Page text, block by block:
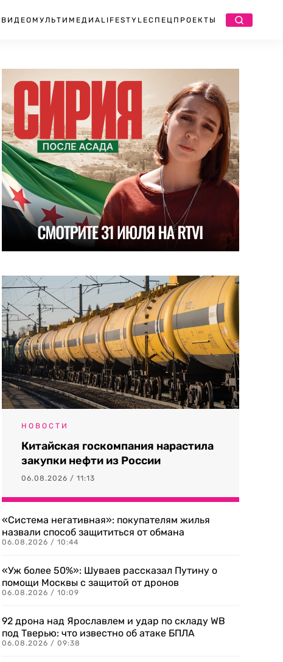
ВИДЕО МУЛЬТИМЕДИА LIFESTYLEСПЕЦПРОЕКТЫ
НОВОСТИ
Китайская госкомпания нарастила
закупки нефти из России
06.08.2026 / 11:13
«Система негативная»: покупателям жилья
назвали способ защититься от обмана
06.08.2026 / 10:44
«Уж более 50%»: Шуваев рассказал Путину о
помощи Москвы с защитой от дронов
06.08.2026 / 10:09
92 дрона над Ярославлем и удар по складу WB
под Тверью: что известно об атаке БПЛА
06.08.2026 / 09:38